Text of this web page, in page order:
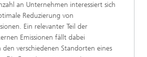
an Unternehmen interessiert sich
Reduzierung von
Ein relevanter Teil der
Emissionen fällt dabei
den verschiedenen Standorten eines